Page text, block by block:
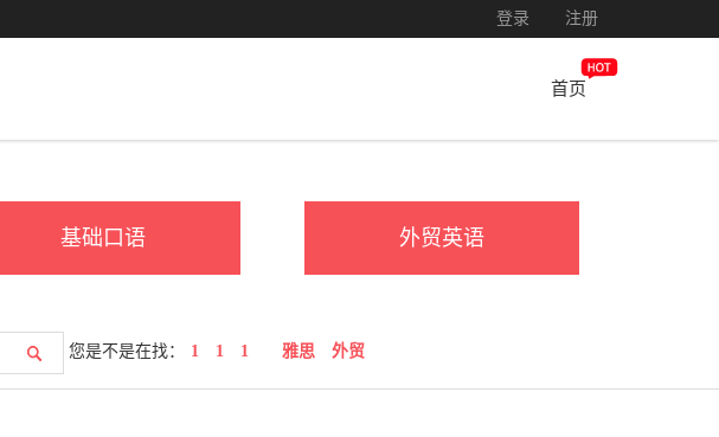
登录 注册
首页
基础口语 外贸英语
您是不是在找： 1 1 1 雅思 外贸